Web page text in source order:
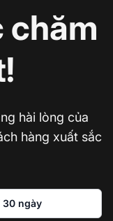
chăm
hài lòng của
hàng xuất sắc
30 ngày